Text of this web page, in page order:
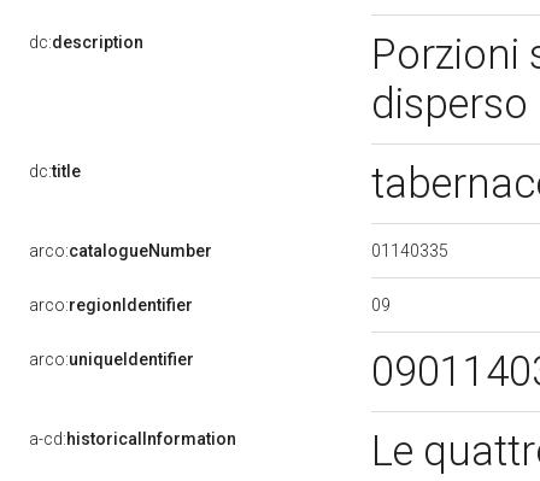
dc:description
Porzioni
disperso
dc:title
arco:catalogueNumber 01140335
arco:regionIdentifier 09
arco:uniqueIdentifier
a-cd:historicalInformation
Le